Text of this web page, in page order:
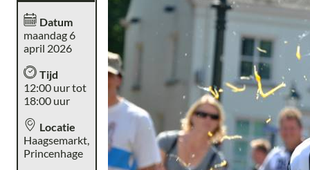
Datum
maandag 6
april 2026
Tijd
12:00 uur tot
18:00 uur
Locatie
Haagsemarkt,
Princenhage